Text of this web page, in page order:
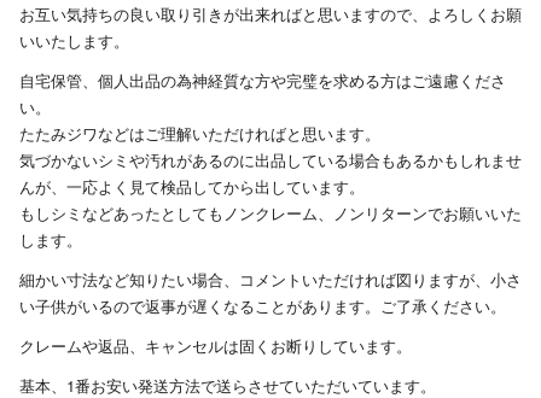
お互い気持ちの良い取り引きが出来ればと思いますので、よろしくお願
いいたします。
自宅保管、個人出品の為神経質な方や完璧を求める方はご遠慮くださ
い。
たたみジワなどはご理解いただければと思います。
気づかないシミや汚れがあるのに出品している場合もあるかもしれませ
んが、一応よく見て検品してから出しています。
もしシミなどあったとしてもノンクレーム、ノンリターンでお願いいた
します。
細かい寸法など知りたい場合、コメントいただければ図りますが、小さ
い子供がいるので返事が遅くなることがあります。ご了承ください。
クレームや返品、キャンセルは固くお断りしています。
基本、1番お安い発送方法で送らさせていただいています。